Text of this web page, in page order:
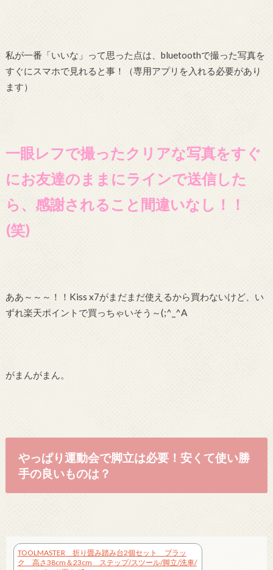
私が一番「いいな」って思った点は、bluetoothで撮った写真を
すぐにスマホで見れると事！（専用アプリを入れる必要があり
ます）
一眼レフで撮ったクリアな写真をすぐ
にお友達のままにラインで送信した
ら、感謝されること間違いなし！！
(笑)
ああ～～～！！Kiss x7がまだまだ使えるから買わないけど、い
ずれ楽天ポイントで買っちゃいそう～(;^_^A
がまんがまん。
やっぱり運動会で脚立は必要！安くて使い勝
手の良いものは？
TOOLMASTER 折り畳み踏み台2個セット ブラッ
ク 高さ38cm＆23cm ステップ/スツール/脚立/洗車/